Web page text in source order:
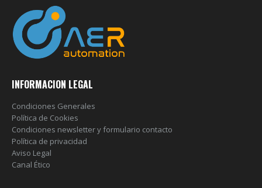
INFORMACION LEGAL
Condiciones Generales
Política de Cookies
Condiciones newsletter y formulario contacto
Política de privacidad
Aviso Legal
Canal Ético